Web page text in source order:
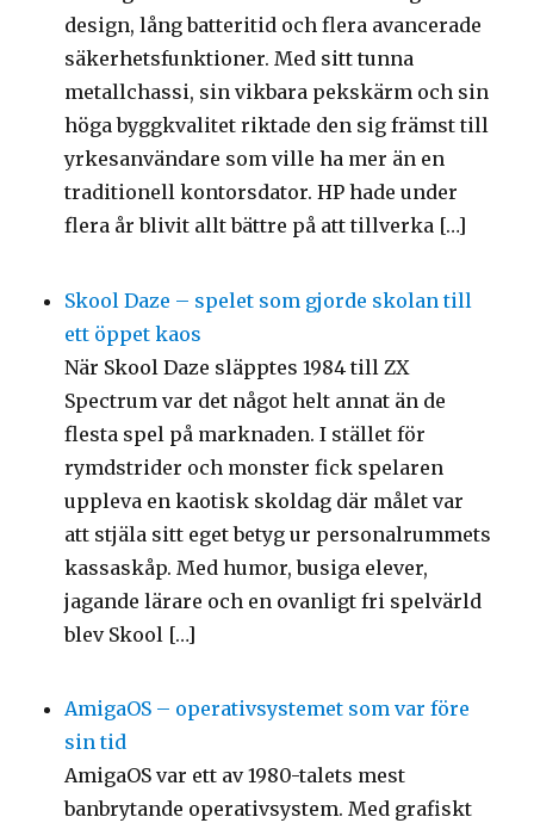
design, lång batteritid och flera avancerade
säkerhetsfunktioner. Med sitt tunna
metallchassi, sin vikbara pekskärm och sin
höga byggkvalitet riktade den sig främst till
yrkesanvändare som ville ha mer än en
traditionell kontorsdator. HP hade under
flera år blivit allt bättre på att tillverka […]
Skool Daze – spelet som gjorde skolan till
ett öppet kaos
När Skool Daze släpptes 1984 till ZX
Spectrum var det något helt annat än de
flesta spel på marknaden. I stället för
rymdstrider och monster fick spelaren
uppleva en kaotisk skoldag där målet var
att stjäla sitt eget betyg ur personalrummets
kassaskåp. Med humor, busiga elever,
jagande lärare och en ovanligt fri spelvärld
blev Skool […]
AmigaOS – operativsystemet som var före
sin tid
AmigaOS var ett av 1980-talets mest
banbrytande operativsystem. Med grafiskt